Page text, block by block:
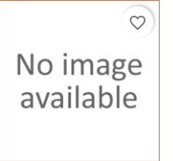
favorite_border